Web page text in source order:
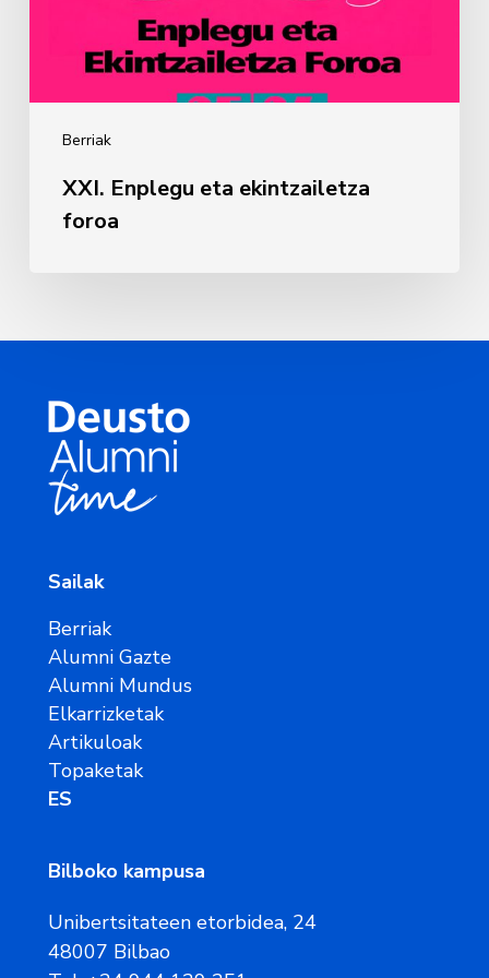
Berriak
XXI. Enplegu eta ekintzailetza
foroa
Sailak
Berriak
Alumni Gazte
Alumni Mundus
Elkarrizketak
Artikuloak
Topaketak
ES
Bilboko kampusa
Unibertsitateen etorbidea, 24
48007 Bilbao